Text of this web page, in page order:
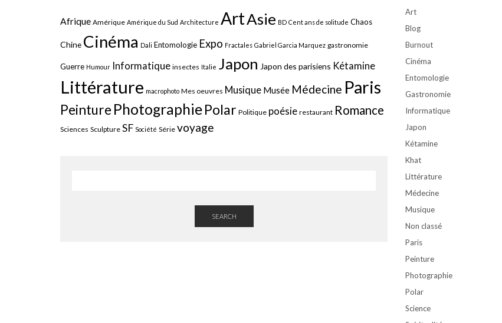
Afrique Amérique Amérique du Sud Architecture ArtAsie BD Cent ans de solitude Chaos
Chine Cinéma Dali Entomologie Expo Fractales Gabriel Garcia Marquez gastronomie
Guerre Humour Informatique insectes Italie Japon Japon des parisiens Kétamine
Littérature macrophoto Mes oeuvres Musique Musée Médecine Paris
Peinture PhotographiePolar Politique poésie restaurant Romance
Sciences Sculpture SF Société Série voyage
SEARCH
Art
Blog
Burnout
Cinéma
Entomologie
Gastronomie
Informatique
Japon
Kétamine
Khat
Littérature
Médecine
Musique
Non classé
Paris
Peinture
Photographie
Polar
Science